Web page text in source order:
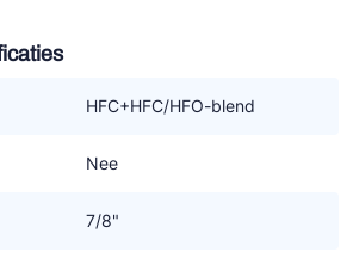
compressoren.
markering volgens de ATEX richtlijn
HFC+HFC/HFO-blend
Nee
7/8"